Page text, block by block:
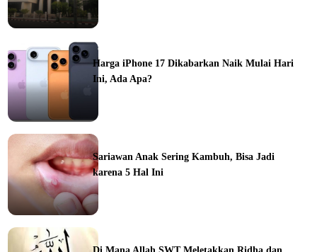
Harga iPhone 17 Dikabarkan Naik Mulai Hari
Ini, Ada Apa?
Sariawan Anak Sering Kambuh, Bisa Jadi
karena 5 Hal Ini